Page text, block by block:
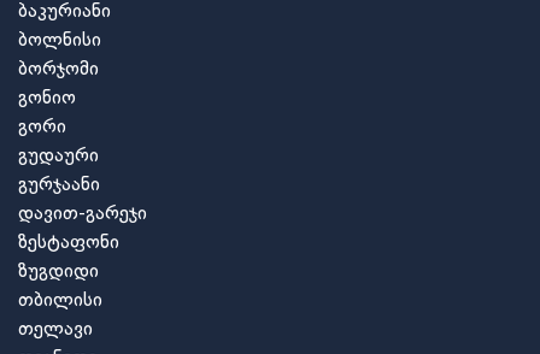
ბაკურიანი
ბოლნისი
ბორჯომი
გონიო
გორი
გუდაური
გურჯაანი
დავით-გარეჯი
ზესტაფონი
ზუგდიდი
თბილისი
თელავი